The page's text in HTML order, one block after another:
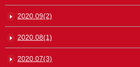
2020.09(2)
2020.08(1)
2020.07(3)